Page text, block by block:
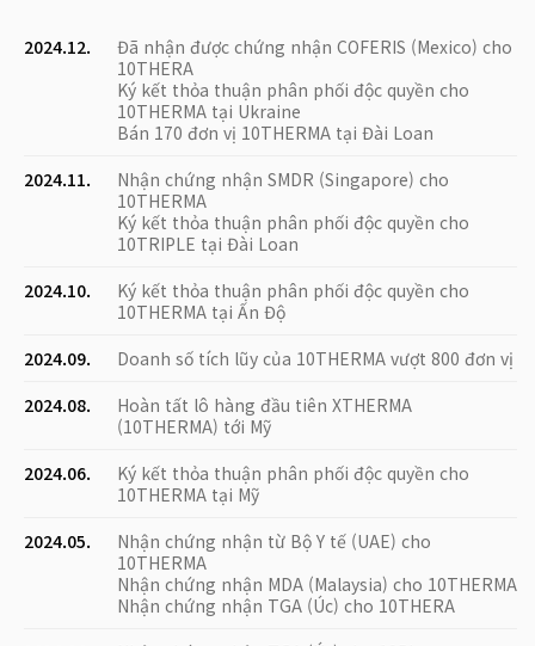
2024.12.
Đã nhận được chứng nhận COFERIS (Mexico) cho
10THERA
Ký kết thỏa thuận phân phối độc quyền cho
10THERMA tại Ukraine
Bán 170 đơn vị 10THERMA tại Đài Loan
2024.11.
Nhận chứng nhận SMDR (Singapore) cho
10THERMA
Ký kết thỏa thuận phân phối độc quyền cho
10TRIPLE tại Đài Loan
2024.10.
Ký kết thỏa thuận phân phối độc quyền cho
10THERMA tại Ấn Độ
2024.09.
Doanh số tích lũy của 10THERMA vượt 800 đơn vị
2024.08.
Hoàn tất lô hàng đầu tiên XTHERMA
(10THERMA) tới Mỹ
2024.06.
Ký kết thỏa thuận phân phối độc quyền cho
10THERMA tại Mỹ
2024.05.
Nhận chứng nhận từ Bộ Y tế (UAE) cho
10THERMA
Nhận chứng nhận MDA (Malaysia) cho 10THERMA
Nhận chứng nhận TGA (Úc) cho 10THERA